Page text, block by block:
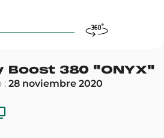
Boost 380 "ONYX"
: 28 noviembre 2020